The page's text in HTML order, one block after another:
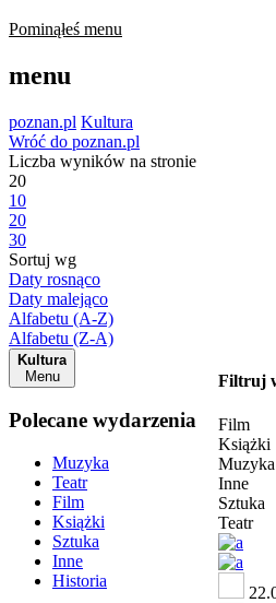
Pominąłeś menu
menu
poznan.pl Kultura
Wróć do poznan.pl
Liczba wyników na stronie
20
10
20
30
Sortuj wg
Daty rosnąco
Daty malejąco
Alfabetu (A-Z)
Alfabetu (Z-A)
Kultura
Menu
Polecane wydarzenia
Muzyka
Teatr
Film
Książki
Sztuka
Inne
Historia
Filtruj
Film
Książki
Muzyka
Inne
Sztuka
Teatr